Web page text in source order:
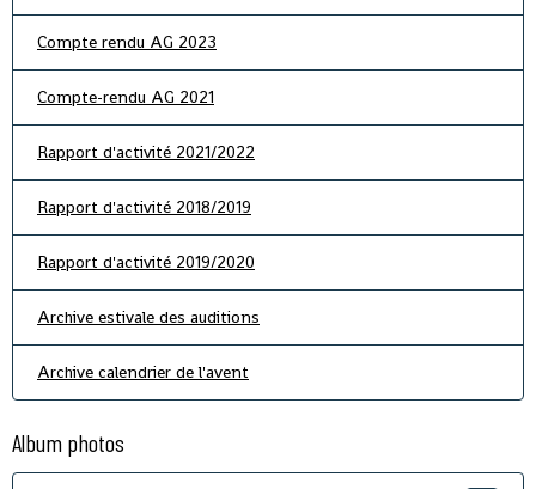
Compte rendu AG 2023
Compte-rendu AG 2021
Rapport d'activité 2021/2022
Rapport d'activité 2018/2019
Rapport d'activité 2019/2020
Archive estivale des auditions
Archive calendrier de l'avent
Album photos